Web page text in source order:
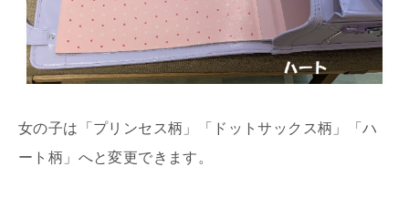
女の子は「プリンセス柄」「ドットサックス柄」「ハ
ート柄」へと変更できます。